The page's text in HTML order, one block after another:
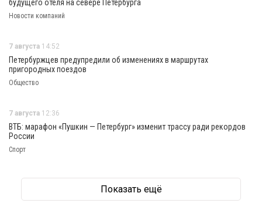
будущего отеля на севере Петербурга
Новости компаний
7 августа 14:52
Петербуржцев предупредили об изменениях в маршрутах
пригородных поездов
Общество
7 августа 12:36
ВТБ: марафон «Пушкин — Петербург» изменит трассу ради рекордов
России
Спорт
Показать ещё